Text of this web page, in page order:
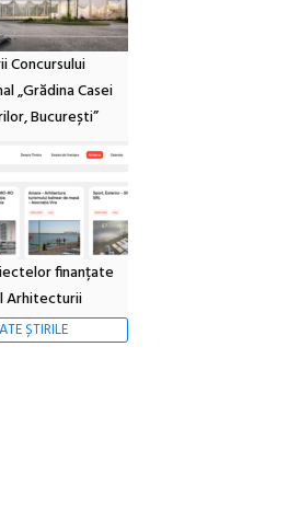
Concursului
„Grădina Casei
București”
finanțate
Arhitecturii
ȘTIRILE